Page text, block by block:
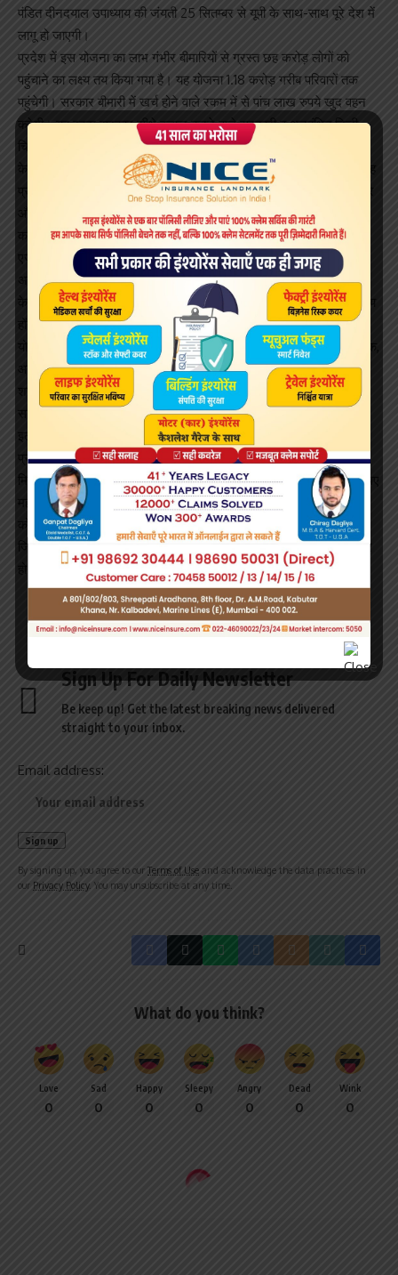
पंडित दीनदयाल उपाध्याय की जंयती 25 सितम्बर से यूपी के साथ-साथ पूरे देश में
लागू हो जाएगी।
प्रदेश में इस योजना का लाभ गंभीर बीमारियों से ग्रस्त छह करोड़ लोगों को
पहुंचाने का लक्ष्य तय किया गया है। यह योजना 1.18 करोड़ गरीब परिवारों तक
पहुंचेगी। सरकार बीमारी में खर्च होने वाले रकम में से पांच लाख रुपये खुद वहन
करेगी। यह रकम सरकार सीधे इलाज करने वाले सरकारी व अनुबंधित निजी
चिकित्सालयों को पहुंचा देगी।
केन्द्र सरकार और राज्य सरकार की इसमें 60:40 की भागेदारी होगी। इस तरह
प्रदेश में इस योजना में खर्च होने वाले एक हजार करोड़ में से 660 करोड़ केन्द्र
और 440 करोड़ प्रदेश सरकार वहन करेगी। प्रशासनिक खर्च के लिए 59
करोड़ रुपये भी मंजूर किए गए हैं। राज्य सरकार की संस्था साचीज स्टेट हेल्थ
एजेन्सी के रूप में काम करेगी। इस योजना की निगरानी के लिए मुख्य सचिव की
अध्यक्षता में गवर्निंग काउंसिल करेगी। जिसमें प्रमुख सचिव चिकित्सा व स्वास्थ्य
के अलावा डीजी चिकित्सा एवं स्वास्थ्य और डीजी चिकित्सा शिक्षा सहित 13 सदस्य
होंगे।
योजना में केन्द्र सरकार के 2011 की जनगणना के अनुसार डाटा बेस (सामाजिक,
आर्थिक व जाति आधारित गणना) में शामिल परिवारों को ही लाभार्थी के रूप में
शामिल किया गया है। बीमारियों के उपचार के लिए केन्द्र सरकार ने 1350
सर्जिकल व मेडिकल पैकेज निर्धारित किए हैं। इसी पैकेज के तहत मरीज का
प्रदेश सरकार ने इस योजना के संचालन के लिए हर अस्पताल में एक आयुष्मान
मित्र नियुक्ति करने का फैसला किया है। इन आयुष्मान मित्रों को पांच हजार रुपए
महीना और प्रति केस 50 रुपए मानदेय दिया जाएगा। ये आयुष्मान मित्र मरीजों
को चिकित्सा सुविधाएं सरकारी व अनुबंधित अस्पतालों में उपलब्ध कराने के लिए
जिम्मेदार होंगे। अनुबंधित अस्पतालों की संख्या अभी 25 है जो बढ़कर एक हजार
हो सकती है।
Sign Up For Daily Newsletter
Be keep up! Get the latest breaking news delivered
straight to your inbox.
Email address:
By signing up, you agree to our Terms of Use and acknowledge the data practices in
our Privacy Policy. You may unsubscribe at any time.
What do you think?
Love
0
Sad
0
Happy
0
Sleepy
0
Angry
0
Dead
0
Wink
0